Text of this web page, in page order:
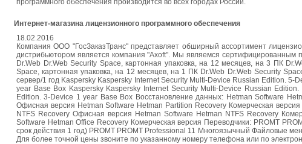
программного обеспечения производится во всех городах России.
Интернет-магазина лицензионного программного обеспечения
18.02.2016
Компания ООО "ГосЗаказТранс" представляет обширный ассортимент
дистрибьютором является компания "Axoft". Мы являемся сертифицированным
Dr.Web Dr.Web Security Space, картонная упаковка, на 12 месяцев, на 3 ПК
Space, картонная упаковка, на 12 месяцев, на 1 ПК Dr.Web Dr.Web Security
сервер/1 год Kaspersky Kaspersky Internet Security Multi-Device Russian Edition.
year Base Box Kaspersky Kaspersky Internet Security Multi-Device Russian
Edition. 3-Device 1 year Base Box Восстановление данных: Hetman Software
Офисная версия Hetman Software Hetman Partition Recovery Комерческая
NTFS Recovery Офисная версия Hetman Software Hetman NTFS Recovery
Software Hetman Office Recovery Комерческая версия Переводчики: PROMT
срок действия 1 год) PROMT PROMT Professional 11 Многоязычный Файловые
Для более точной цены звоните по указанному номеру телефона или по